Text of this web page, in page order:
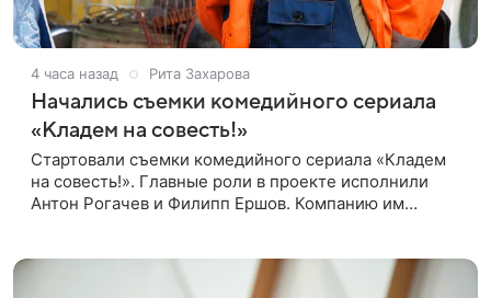
4 часа назад Рита Захарова
Начались съемки комедийного сериала
«Кладем на совесть!»
Стартовали съемки комедийного сериала «Кладем
на совесть!». Главные роли в проекте исполнили
Антон Рогачев и Филипп Ершов. Компанию им